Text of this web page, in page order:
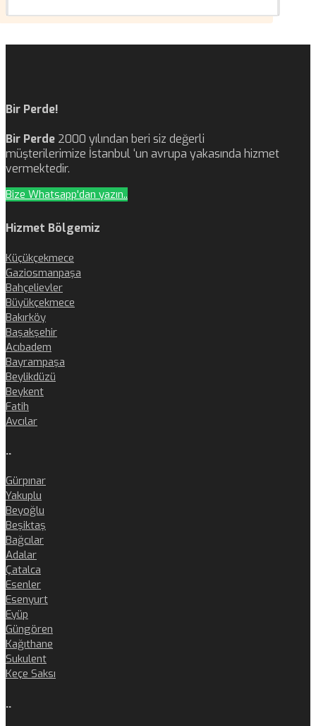
Bir Perde!
Bir Perde 2000 yılından beri siz değerli
müşterilerimize İstanbul ‘un avrupa yakasında hizmet
vermektedir.
Bize Whatsapp'dan yazın..
Hizmet Bölgemiz
Küçükçekmece
Gaziosmanpaşa
Bahçelievler
Büyükçekmece
Bakırköy
Başakşehir
Acıbadem
Bayrampaşa
Beylikdüzü
Beykent
Fatih
Avcılar
..
Gürpınar
Yakuplu
Beyoğlu
Beşiktaş
Bağcılar
Adalar
Çatalca
Esenler
Esenyurt
Eyüp
Güngören
Kağıthane
Sukulent
Keçe Saksı
..